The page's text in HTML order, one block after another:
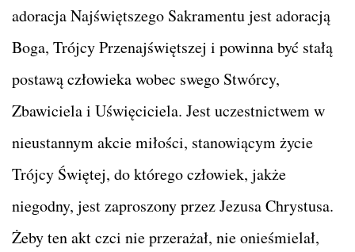
adoracja Najświętszego Sakramentu jest adoracją
Boga, Trójcy Przenajświętszej i powinna być stałą
postawą człowieka wobec swego Stwórcy,
Zbawiciela i Uświęciciela. Jest uczestnictwem w
nieustannym akcie miłości, stanowiącym życie
Trójcy Świętej, do którego człowiek, jakże
niegodny, jest zaproszony przez Jezusa Chrystusa.
Żeby ten akt czci nie przerażał, nie onieśmielał,